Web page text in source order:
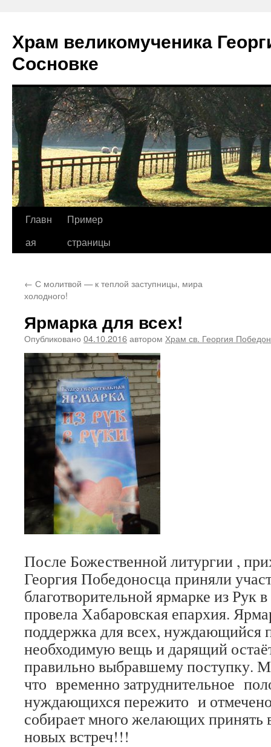
Храм великомученика
Сосновке
Перейти
Главн
ая
Пример
страницы
← С молитвой — к теплой заступницы, мира
холодного!
Ярмарка для всех!
Опубликовано 04.10.2016автором Храм св. Георгия
После Божественной литургии ,
Георгия Победоносца приняли
благотворительной ярмарке из Рук
провела Хабаровская епархия.
поддержка для всех, нуждающийся
необходимую вещь и дарящий
правильно выбравшему поступку.
что временно затруднительное
нуждающихся пережито и
собирает много желающих принять
новых встреч!!!